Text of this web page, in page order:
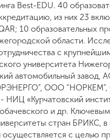
Best-EDU. 40
из них 23
10 образовательных
области.
с
университета
автомобильный завод,
ООО
НИЦ «Курчатовский
и др.
стран БРИКС,
с целью